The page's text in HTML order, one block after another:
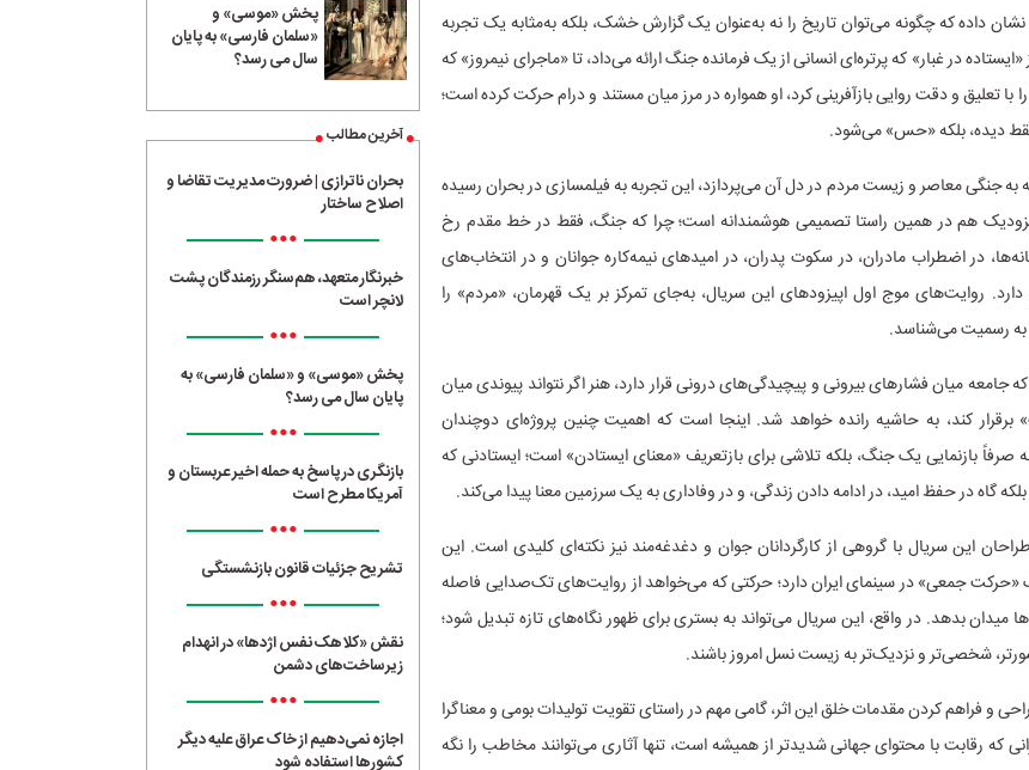
داده که چگونه می‌توان تاریخ را نه به‌عنوان یک گزارش خشک، بلکه به‌مثابه یک تجربه‌
در غبار» که پرتره‌ای انسانی از یک فرمانده جنگ ارائه می‌داد، تا «ماجرای نیمروز» که
فضای ملتهب دهه ۶۰ را با تعلیق و دقت روایی بازآفرینی کرد، او همواره در مرز میان مستند و درام حرکت کرده است؛
دیده، بلکه «حس» می‌شود.
که به جنگی معاصر و زیست مردم در دل آن می‌پردازد، این تجربه به فیلمسازی در بحران رسیده
هم در همین راستا تصمیمی هوشمندانه است؛ چرا که جنگ، فقط در خط مقدم رخ
در اضطراب مادران، در سکوت پدران، در امیدهای نیمه‌کاره‌ جوانان و در انتخاب‌های
دارد. روایت‌های موج اول اپیزودهای این سریال، به‌جای تمرکز بر یک قهرمان، «مردم» را
به رسمیت می‌شناسد.
جامعه میان فشارهای بیرونی و پیچیدگی‌های درونی قرار دارد، هنر اگر نتواند پیوندی میان
کند، به حاشیه رانده خواهد شد. اینجا است که اهمیت چنین پروژه‌ای دوچندان
صرفاً بازنمایی یک جنگ، بلکه تلاشی برای بازتعریف «معنای ایستادن» است؛ ایستادنی که
بلکه گاه در حفظ امید، در ادامه دادن زندگی، و در وفاداری به یک سرزمین معنا پیدا می‌کند.
این سریال با گروهی از کارگردانان جوان و دغدغه‌مند نیز نکته‌ای کلیدی است. این
«حرکت جمعی» در سینمای ایران دارد؛ حرکتی که می‌خواهد از روایت‌های تک‌صدایی فاصله
میدان بدهد. در واقع، این سریال می‌تواند به بستری برای ظهور نگاه‌های تازه تبدیل شود؛
شخصی‌تر و نزدیک‌تر به زیست نسل امروز باشند.
و فراهم کردن مقدمات خلق این اثر، گامی مهم در راستای تقویت تولیدات بومی و معناگرا
که رقابت با محتوای جهانی شدیدتر از همیشه است، تنها آثاری می‌توانند مخاطب را نگه
پخش «موسی» و
«سلمان فارسی» به پایان
سال می رسد؟
آخرین مطالب
بحران ناترازی | ضرورت مدیریت تقاضا و
اصلاح ساختار
•••
خبرنگار متعهد، هم‌سنگر رزمندگان پشت
لانچر است
•••
پخش «موسی» و «سلمان فارسی» به
پایان سال می رسد؟
•••
بازنگری در پاسخ به حمله اخیر عربستان و
آمریکا مطرح است
•••
تشریح جزئیات قانون بازنشستگی
•••
نقش «کلاهک نفس اژدها» در انهدام
زیرساخت‌های دشمن
•••
اجازه نمی‌دهیم از خاک عراق علیه دیگر
کشورها استفاده شود